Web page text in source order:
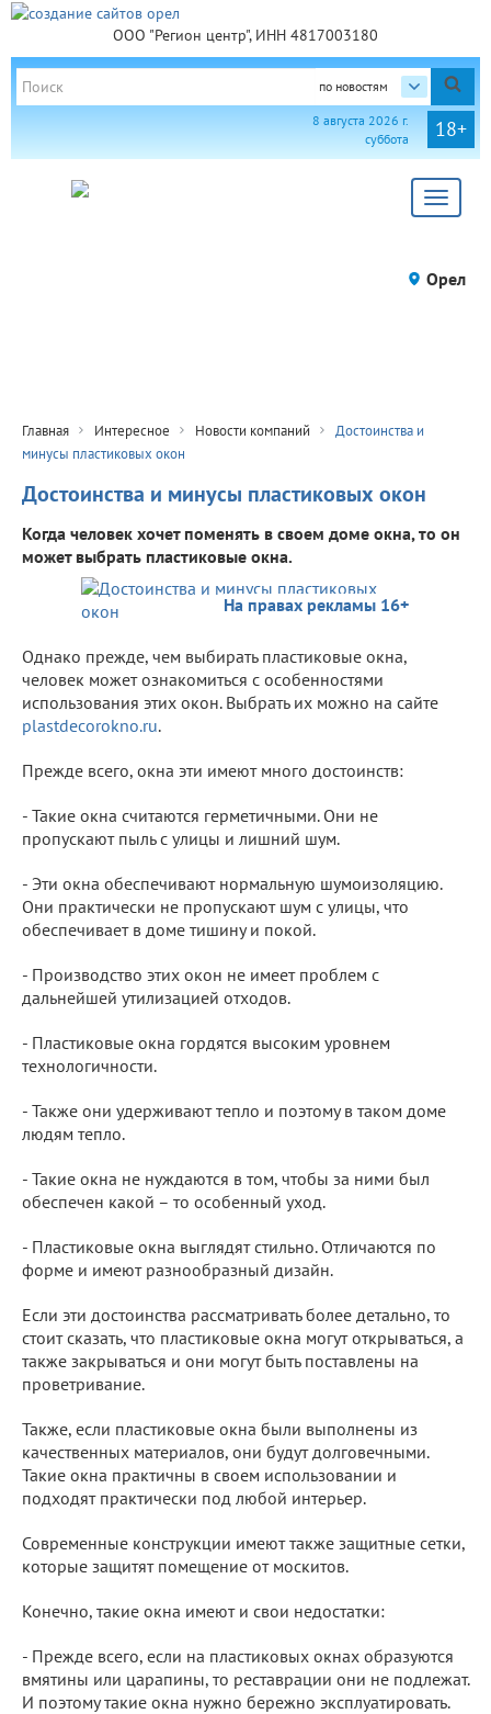
ООО "Регион центр", ИНН 4817003180
по новостям
18+
8 августа 2026 г.
суббота
Toggle
Орел
Главная Интересное Новости компаний
Достоинства и
минусы пластиковых окон
Достоинства и минусы пластиковых окон
Когда человек хочет поменять в своем доме окна, то он
может выбрать пластиковые окна.
На правах рекламы 16+
Однако прежде, чем выбирать пластиковые окна,
человек может ознакомиться с особенностями
использования этих окон. Выбрать их можно на сайте
plastdecorokno.ru.
Прежде всего, окна эти имеют много достоинств:
- Такие окна считаются герметичными. Они не
пропускают пыль с улицы и лишний шум.
- Эти окна обеспечивают нормальную шумоизоляцию.
Они практически не пропускают шум с улицы, что
обеспечивает в доме тишину и покой.
- Производство этих окон не имеет проблем с
дальнейшей утилизацией отходов.
- Пластиковые окна гордятся высоким уровнем
технологичности.
- Также они удерживают тепло и поэтому в таком доме
людям тепло.
- Такие окна не нуждаются в том, чтобы за ними был
обеспечен какой – то особенный уход.
- Пластиковые окна выглядят стильно. Отличаются по
форме и имеют разнообразный дизайн.
Если эти достоинства рассматривать более детально, то
стоит сказать, что пластиковые окна могут открываться, а
также закрываться и они могут быть поставлены на
проветривание.
Также, если пластиковые окна были выполнены из
качественных материалов, они будут долговечными.
Такие окна практичны в своем использовании и
подходят практически под любой интерьер.
Современные конструкции имеют также защитные сетки,
которые защитят помещение от москитов.
Конечно, такие окна имеют и свои недостатки:
- Прежде всего, если на пластиковых окнах образуются
вмятины или царапины, то реставрации они не подлежат.
И поэтому такие окна нужно бережно эксплуатировать.